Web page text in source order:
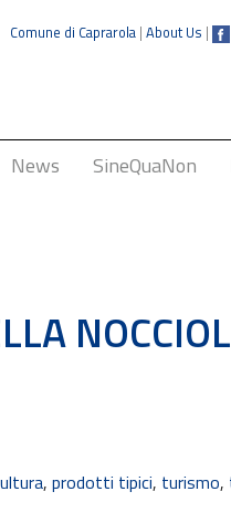
Comune di Caprarola |About Us |
News SineQuaNon
, prodotti tipici, turismo,